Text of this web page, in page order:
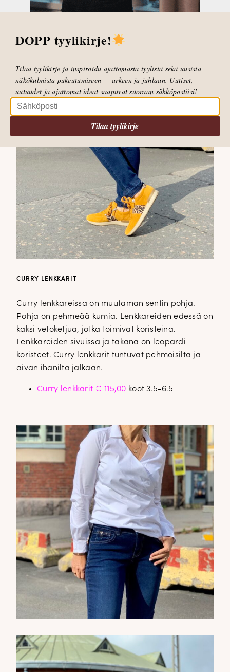
CURRY LENKKARIT
Curry lenkkareissa on muutaman sentin pohja.
Pohja on pehmeää kumia. Lenkkareiden edessä on
kaksi vetoketjua, jotka toimivat koristeina.
Lenkkareiden sivuissa ja takana on leopardi
koristeet. Curry lenkkarit tuntuvat pehmoisilta ja
aivan ihanilta jalkaan.
Curry lenkkarit € 115,00 koot 3.5-6.5
DOPP tyylikirje!
Tilaa tyylikirje ja inspiroidu ajattomasta tyylistä sekä uusista
näkökulmista pukeutumiseen — arkeen ja juhlaan. Uutiset,
uutuudet ja ajattomat ideat saapuvat suoraan sähköpostiisi!
Tilaa tyylikirje